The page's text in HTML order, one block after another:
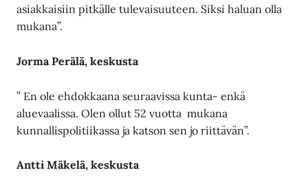
asiakkaisiin pitkälle tulevaisuuteen. Siksi haluan olla
mukana”.
Jorma Perälä, keskusta
” En ole ehdokkaana seuraavissa kunta- enkä
aluevaalissa. Olen ollut 52 vuotta mukana
kunnallispolitiikassa ja katson sen jo riittävän”.
Antti Mäkelä, keskusta